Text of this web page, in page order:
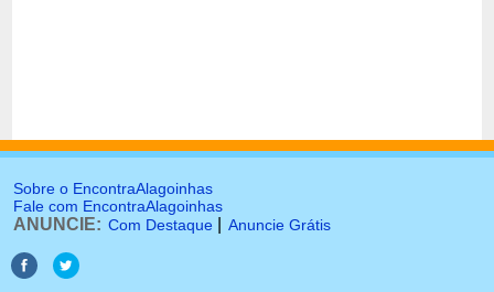
Sobre o EncontraAlagoinhas
Fale com EncontraAlagoinhas
ANUNCIE: Com Destaque Anuncie Grátis